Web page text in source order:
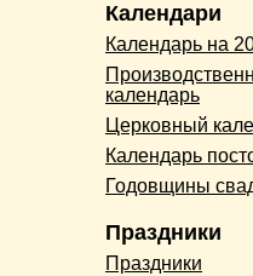
Календари
Календарь на
календарь
Церковный
Календарь
Годовщины
Праздники
Праздники